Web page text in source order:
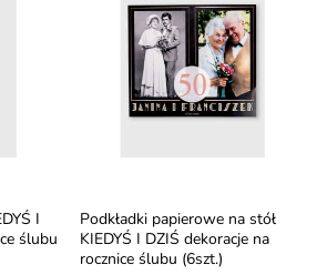
I
ślubu
Podkładki papierowe na stół
KIEDYŚ I DZIŚ dekoracje na
rocznice ślubu (6szt.)